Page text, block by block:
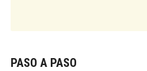
PASO A PASO